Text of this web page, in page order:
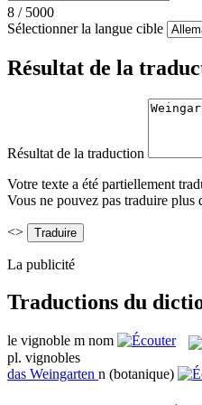
8 / 5000
Sélectionner la langue cible
Résultat de la
Résultat de la traduction
Votre texte a été partiellement
Vous ne pouvez pas traduire plus
<>
La publicité
Traductions du
le vignoble m nom
pl. vignobles
das Weingarten n (botanique)